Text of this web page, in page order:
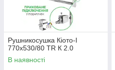
Рушникосушка Кіото-I
770х530/80 TR К 2.0
В наявності